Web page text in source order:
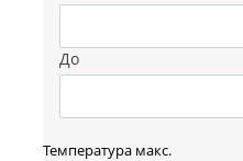
До
Температура макс.